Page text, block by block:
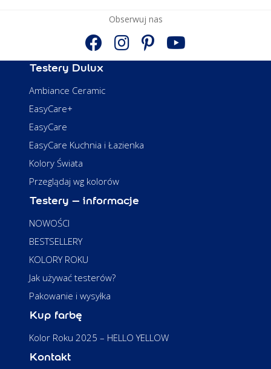
Obserwuj nas
Testery Dulux
Ambiance Ceramic
EasyCare+
EasyCare
EasyCare Kuchnia i Łazienka
Kolory Świata
Przeglądaj wg kolorów
Testery – informacje
NOWOŚCI
BESTSELLERY
KOLORY ROKU
Jak używać testerów?
Pakowanie i wysyłka
Kup farbę
Kolor Roku 2025 – HELLO YELLOW
Kontakt